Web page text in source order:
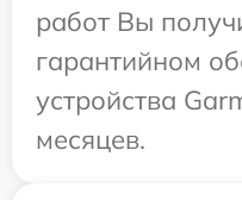
работ Вы
гарантийном
устройства
месяцев.